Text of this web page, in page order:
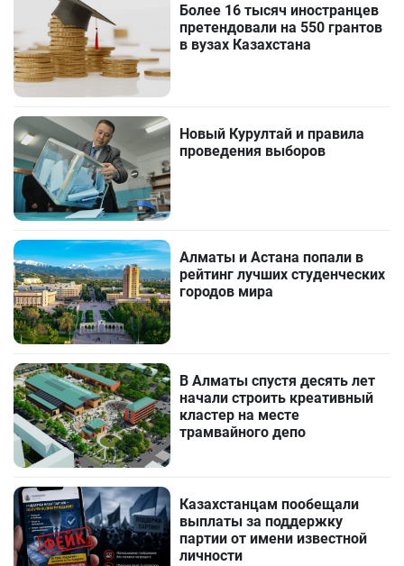
Более 16 тысяч иностранцев
претендовали на 550 грантов
в вузах Казахстана
Новый Курултай и правила
проведения выборов
Алматы и Астана попали в
рейтинг лучших студенческих
городов мира
В Алматы спустя десять лет
начали строить креативный
кластер на месте
трамвайного депо
Казахстанцам пообещали
выплаты за поддержку
партии от имени известной
личности